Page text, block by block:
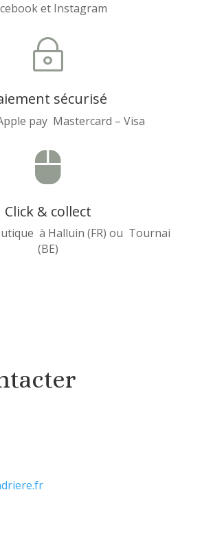
et Instagram
~
sécurisé
pay Mastercard – Visa

Click & collect
à Halluin (FR) ou Tournai
(BE)